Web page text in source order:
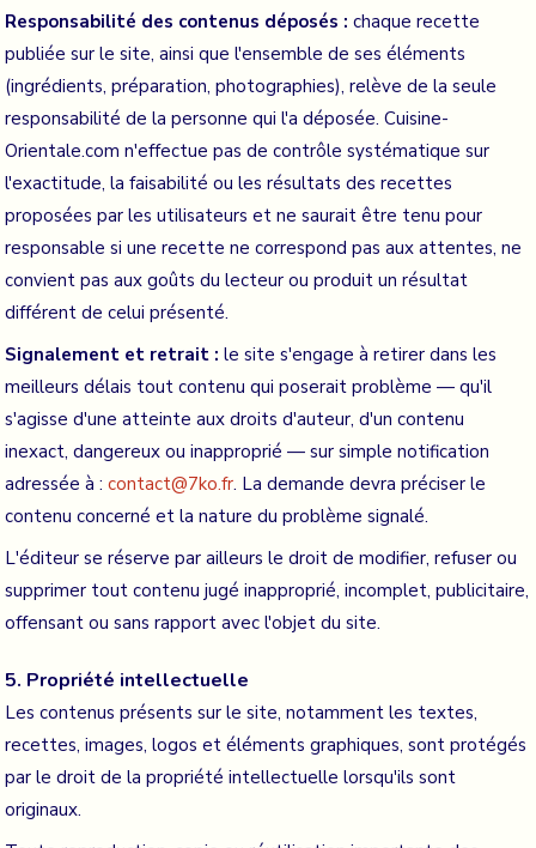
Responsabilité des contenus déposés : chaque recette
publiée sur le site, ainsi que l'ensemble de ses éléments
(ingrédients, préparation, photographies), relève de la seule
responsabilité de la personne qui l'a déposée. Cuisine-
Orientale.com n'effectue pas de contrôle systématique sur
l'exactitude, la faisabilité ou les résultats des recettes
proposées par les utilisateurs et ne saurait être tenu pour
responsable si une recette ne correspond pas aux attentes, ne
convient pas aux goûts du lecteur ou produit un résultat
différent de celui présenté.
Signalement et retrait : le site s'engage à retirer dans les
meilleurs délais tout contenu qui poserait problème — qu'il
s'agisse d'une atteinte aux droits d'auteur, d'un contenu
inexact, dangereux ou inapproprié — sur simple notification
adressée à : contact@7ko.fr. La demande devra préciser le
contenu concerné et la nature du problème signalé.
L'éditeur se réserve par ailleurs le droit de modifier, refuser ou
supprimer tout contenu jugé inapproprié, incomplet, publicitaire,
offensant ou sans rapport avec l'objet du site.
5. Propriété intellectuelle
Les contenus présents sur le site, notamment les textes,
recettes, images, logos et éléments graphiques, sont protégés
par le droit de la propriété intellectuelle lorsqu'ils sont
originaux.